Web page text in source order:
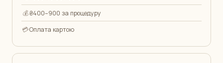
💰₴400–900 за процедуру
💳Оплата картою